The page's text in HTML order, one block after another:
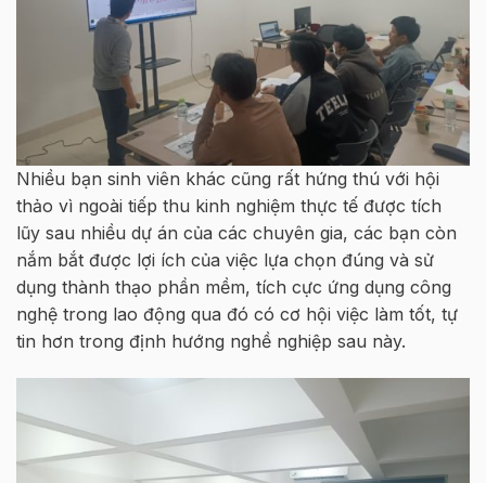
Nhiều bạn sinh viên khác cũng rất hứng thú với hội
thảo vì ngoài tiếp thu kinh nghiệm thực tế được tích
lũy sau nhiều dự án của các chuyên gia, các bạn còn
nắm bắt được lợi ích của việc lựa chọn đúng và sử
dụng thành thạo phần mềm, tích cực ứng dụng công
nghệ trong lao động qua đó có cơ hội việc làm tốt, tự
tin hơn trong định hướng nghề nghiệp sau này.